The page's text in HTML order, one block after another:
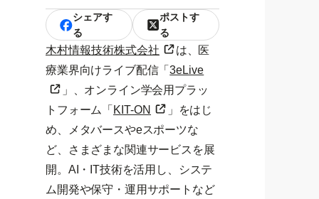
シェアす
る
ポストす
る
木村情報技術株式会社
は、医
療業界向けライブ配信「3eLive
」、オンライン学会用プラッ
トフォーム「 KIT-ON
」をはじ
め、メタバースやeスポーツな
ど、さまざまな関連サービスを展
開。AI・IT技術を活用し、システ
ム開発や保守・運用サポートなど